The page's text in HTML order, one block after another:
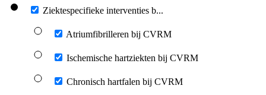
Ziektespecifieke interventies b...
Atriumfibrilleren bij CVRM
Ischemische hartziekten bij CVRM
Chronisch hartfalen bij CVRM